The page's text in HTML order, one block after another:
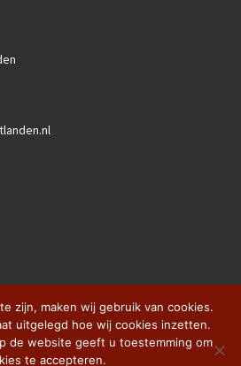
Rietlanden– Alle rechten voorbehouden
zijn, maken wij gebruik van cookies.
uitgelegd hoe wij cookies inzetten.
de website geeft u toestemming om
te accepteren.